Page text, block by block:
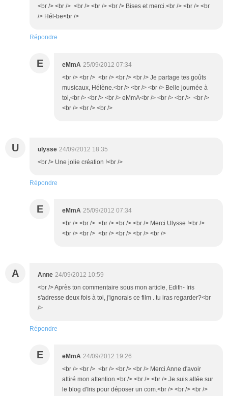
<br /> <br /> <br /> <br /> <br /> Bises et merci.<br /> <br /> <br
/> Hél-be<br />
Répondre
E eMmA 25/09/2012 07:34
<br /> <br /> <br /> <br /> <br /> Je partage tes goûts
musicaux, Hélène.<br /> <br /> <br /> Belle journée à
toi,<br /> <br /> <br /> eMmA<br /> <br /> <br /> <br />
<br /> <br /> <br />
U ulysse 24/09/2012 18:35
<br /> Une jolie création !<br />
Répondre
E eMmA 25/09/2012 07:34
<br /> <br /> <br /> <br /> <br /> Merci Ulysse !<br />
<br /> <br /> <br /> <br /> <br /> <br />
A Anne 24/09/2012 10:59
<br /> Après ton commentaire sous mon article, Edith- Iris
s'adresse deux fois à toi, j'ignorais ce film . tu iras regarder?<br
/>
Répondre
E eMmA 24/09/2012 19:26
<br /> <br /> <br /> <br /> <br /> Merci Anne d'avoir
attiré mon attention.<br /> <br /> <br /> Je suis allée sur
le blog d'Iris pour déposer un com.<br /> <br /> <br />